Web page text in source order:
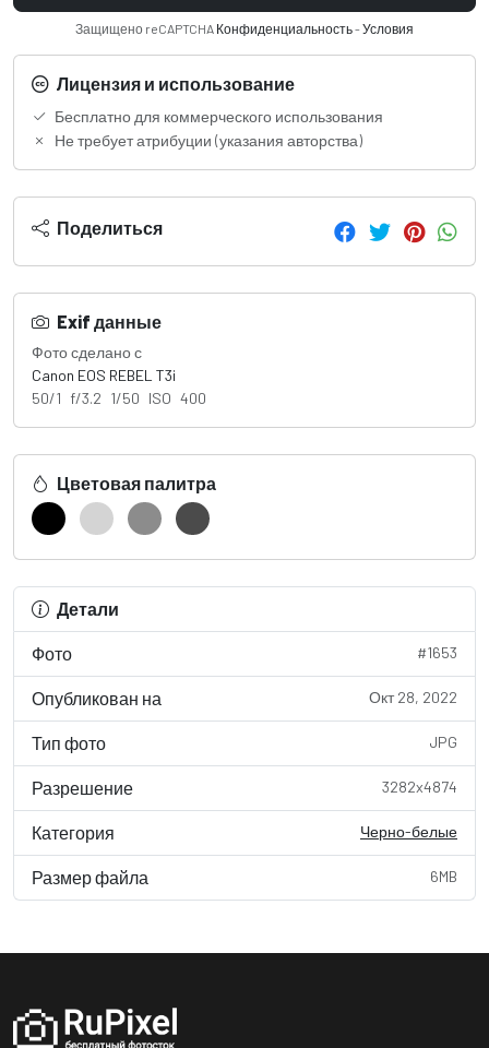
Защищено reCAPTCHA Конфиденциальность-Условия
Лицензия и использование
Бесплатно для коммерческого использования
Не требует атрибуции (указания авторства)
Поделиться
Exif данные
Фото сделано с
Canon EOS REBEL T3i
50/1 f/3.2 1/50 ISO 400
Цветовая палитра
Детали
Фото #1653
Опубликован на Окт 28, 2022
Тип фото JPG
Разрешение 3282x4874
Категория Черно-белые
Размер файла 6MB